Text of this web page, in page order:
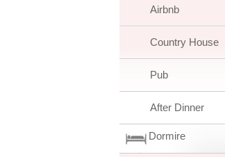
Airbnb
Country House
Pub
After Dinner
Dormire